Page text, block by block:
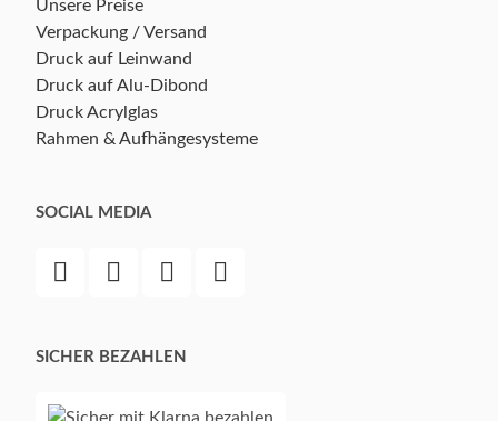
Unsere Preise
Verpackung / Versand
Druck auf Leinwand
Druck auf Alu-Dibond
Druck Acrylglas
Rahmen & Aufhängesysteme
SOCIAL MEDIA
SICHER BEZAHLEN